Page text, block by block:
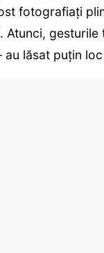
fotografiați
Atunci,
au lăsat puțin